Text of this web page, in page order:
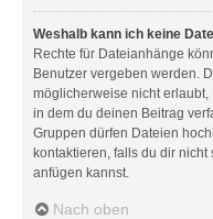
Weshalb kann ich keine
Rechte für Dateianhänge
Benutzer vergeben werden.
möglicherweise nicht erlaubt,
in dem du deinen Beitrag
Gruppen dürfen Dateien
kontaktieren, falls du dir
anfügen kannst.
Nach oben